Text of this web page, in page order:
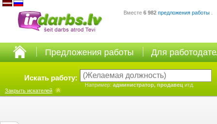
Вместе 6 982 предложения работы
Предложения работы Для
Искать работу:
Например: администратор, продавец итд.
Закрыть искателей